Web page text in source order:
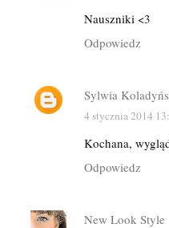
Nauszniki <3
Odpowiedz
Sylwia
4 stycznia 2014
Kochana,
Odpowiedz
New Look Style